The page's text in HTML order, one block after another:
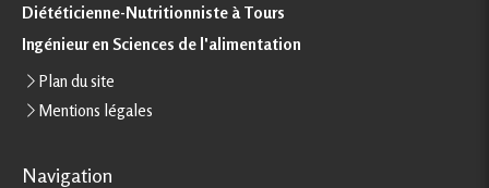
Diététicienne-Nutritionniste à Tours
Ingénieur en Sciences de l'alimentation
Plan du site
Mentions légales
Navigation